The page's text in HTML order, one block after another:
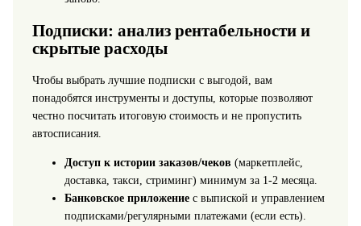
Подписки: анализ рентабельности и
скрытые расходы
Чтобы выбрать лучшие подписки с выгодой , вам
понадобятся инструменты и доступы, которые позволяют
честно посчитать итоговую стоимость и не пропустить
автосписания.
Доступ к истории заказов/чеков (маркетплейс,
доставка, такси, стриминг) минимум за 1-2 месяца.
Банковское приложениес выпиской и управлением
подписками/регулярными платежами (если есть).